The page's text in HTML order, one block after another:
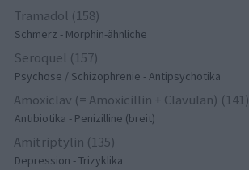
Tramadol (158)
Schmerz - Morphin-ähnliche
Seroquel (157)
Psychose / Schizophrenie - Antipsychotika
Amoxiclav (= Amoxicillin + Clavulan) (141)
Antibiotika - Penizilline (breit)
Amitriptylin (135)
Depression - Trizyklika